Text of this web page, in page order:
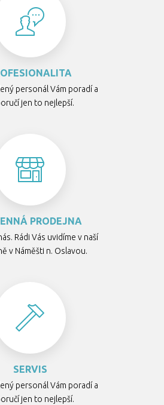
personál Vám poradí a
jen to nejlepší.
PRODEJNA
Rádi Vás uvidíme v naší
v Náměšti n. Oslavou.
SERVIS
personál Vám poradí a
jen to nejlepší.